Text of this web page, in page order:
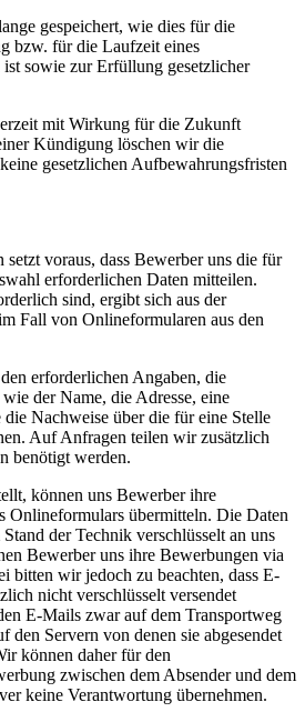
gespeichert, wie dies für die
bzw. für die Laufzeit eines
sowie zur Erfüllung gesetzlicher
mit Wirkung für die Zukunft
Kündigung löschen wir die
gesetzlichen Aufbewahrungsfristen
voraus, dass Bewerber uns die für
erforderlichen Daten mitteilen.
sind, ergibt sich aus der
Fall von Onlineformularen aus den
erforderlichen Angaben, die
der Name, die Adresse, eine
Nachweise über die für eine Stelle
Auf Anfragen teilen wir zusätzlich
benötigt werden.
können uns Bewerber ihre
Onlineformulars übermitteln. Die Daten
der Technik verschlüsselt an uns
Bewerber uns ihre Bewerbungen via
bitten wir jedoch zu beachten, dass E-
nicht verschlüsselt versendet
E-Mails zwar auf dem Transportweg
den Servern von denen sie abgesendet
können daher für den
zwischen dem Absender und dem
keine Verantwortung übernehmen.